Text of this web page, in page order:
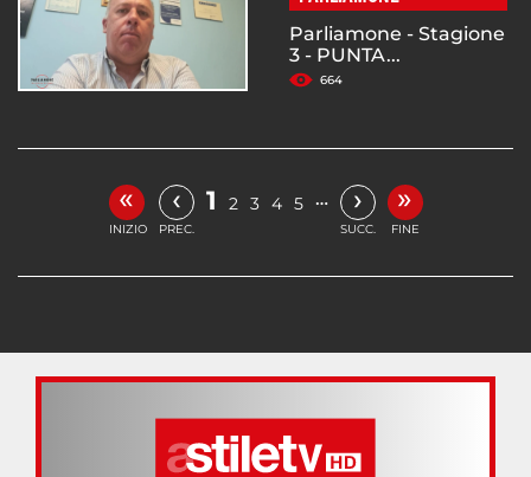
Parliamone - Stagione
3 - PUNTA...
664
«
INIZIO
‹
PREC.
1 2 3 4 5 … ›
SUCC.
»
FINE